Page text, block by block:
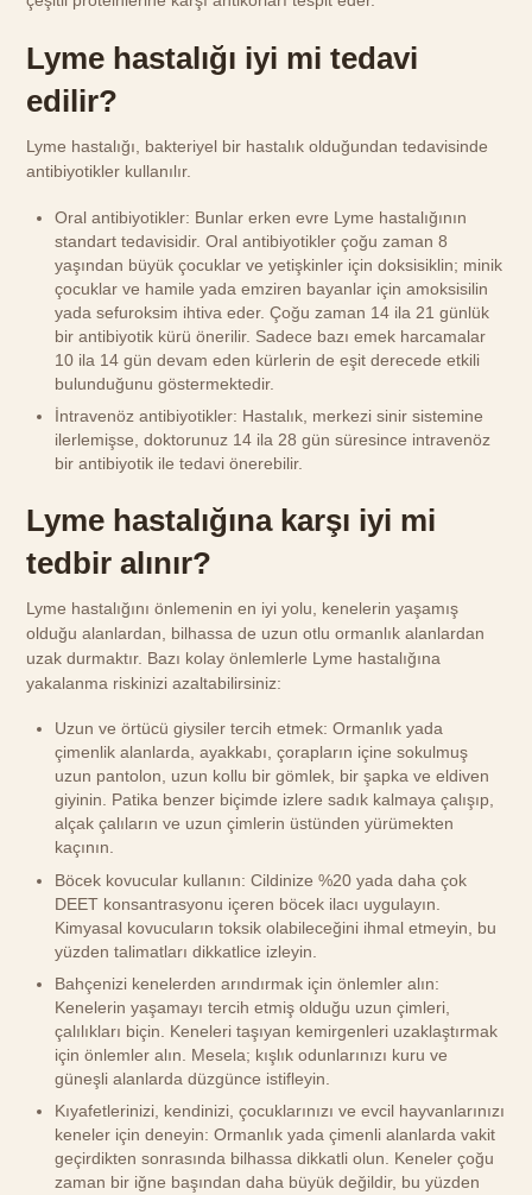
Lyme hastalığı iyi mi tedavi
edilir?
Lyme hastalığı, bakteriyel bir hastalık olduğundan tedavisinde
antibiyotikler kullanılır.
Oral antibiyotikler: Bunlar erken evre Lyme hastalığının
standart tedavisidir. Oral antibiyotikler çoğu zaman 8
yaşından büyük çocuklar ve yetişkinler için doksisiklin; minik
çocuklar ve hamile yada emziren bayanlar için amoksisilin
yada sefuroksim ihtiva eder. Çoğu zaman 14 ila 21 günlük
bir antibiyotik kürü önerilir. Sadece bazı emek harcamalar
10 ila 14 gün devam eden kürlerin de eşit derecede etkili
bulunduğunu göstermektedir.
İntravenöz antibiyotikler: Hastalık, merkezi sinir sistemine
ilerlemişse, doktorunuz 14 ila 28 gün süresince intravenöz
bir antibiyotik ile tedavi önerebilir.
Lyme hastalığına karşı iyi mi
tedbir alınır?
Lyme hastalığını önlemenin en iyi yolu, kenelerin yaşamış
olduğu alanlardan, bilhassa de uzun otlu ormanlık alanlardan
uzak durmaktır. Bazı kolay önlemlerle Lyme hastalığına
yakalanma riskinizi azaltabilirsiniz:
Uzun ve örtücü giysiler tercih etmek: Ormanlık yada
çimenlik alanlarda, ayakkabı, çorapların içine sokulmuş
uzun pantolon, uzun kollu bir gömlek, bir şapka ve eldiven
giyinin. Patika benzer biçimde izlere sadık kalmaya çalışıp,
alçak çalıların ve uzun çimlerin üstünden yürümekten
kaçının.
Böcek kovucular kullanın: Cildinize %20 yada daha çok
DEET konsantrasyonu içeren böcek ilacı uygulayın.
Kimyasal kovucuların toksik olabileceğini ihmal etmeyin, bu
yüzden talimatları dikkatlice izleyin.
Bahçenizi kenelerden arındırmak için önlemler alın:
Kenelerin yaşamayı tercih etmiş olduğu uzun çimleri,
çalılıkları biçin. Keneleri taşıyan kemirgenleri uzaklaştırmak
için önlemler alın. Mesela; kışlık odunlarınızı kuru ve
güneşli alanlarda düzgünce istifleyin.
Kıyafetlerinizi, kendinizi, çocuklarınızı ve evcil hayvanlarınızı
keneler için deneyin: Ormanlık yada çimenli alanlarda vakit
geçirdikten sonrasında bilhassa dikkatli olun. Keneler çoğu
zaman bir iğne başından daha büyük değildir, bu yüzden